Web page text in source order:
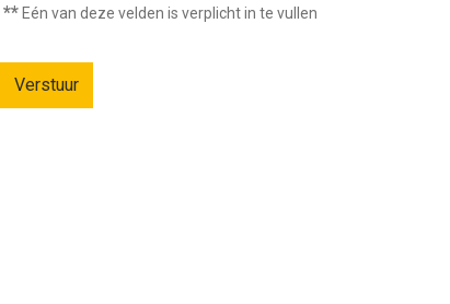
** Eén van deze velden is verplicht in te vullen